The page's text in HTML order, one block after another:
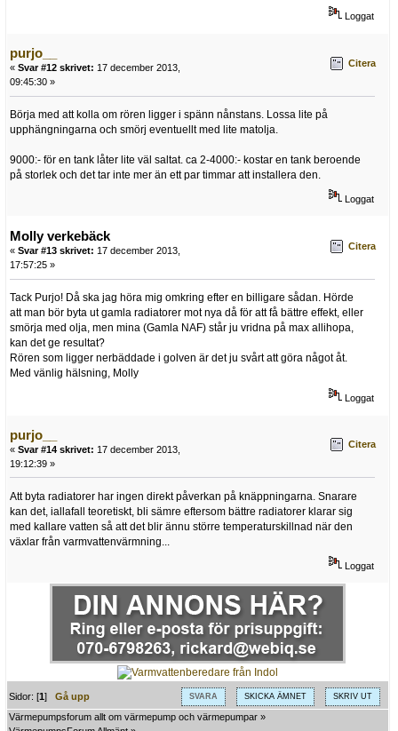
Loggat
purjo__
« Svar #12 skrivet: 17 december 2013,
09:45:30 »
Citera
Börja med att kolla om rören ligger i spänn nånstans. Lossa lite på
upphängningarna och smörj eventuellt med lite matolja.
9000:- för en tank låter lite väl saltat. ca 2-4000:- kostar en tank beroende
på storlek och det tar inte mer än ett par timmar att installera den.
Loggat
Molly verkebäck
« Svar #13 skrivet: 17 december 2013,
17:57:25 »
Citera
Tack Purjo! Då ska jag höra mig omkring efter en billigare sådan. Hörde
att man bör byta ut gamla radiatorer mot nya då för att få bättre effekt, eller
smörja med olja, men mina (Gamla NAF) står ju vridna på max allihopa,
kan det ge resultat?
Rören som ligger nerbäddade i golven är det ju svårt att göra något åt.
Med vänlig hälsning, Molly
Loggat
purjo__
« Svar #14 skrivet: 17 december 2013,
19:12:39 »
Citera
Att byta radiatorer har ingen direkt påverkan på knäppningarna. Snarare
kan det, iallafall teoretiskt, bli sämre eftersom bättre radiatorer klarar sig
med kallare vatten så att det blir ännu större temperaturskillnad när den
växlar från varmvattenvärmning...
Loggat
SVARA SKICKA ÄMNET SKRIV UT
Sidor: [1]Gå upp
Värmepumpsforum allt om värmepump och värmepumpar »